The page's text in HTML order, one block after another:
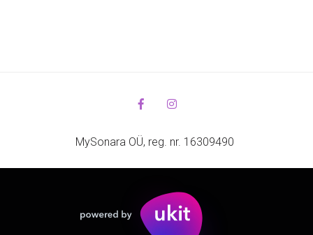
MySonara OÜ, reg. nr. 16309490